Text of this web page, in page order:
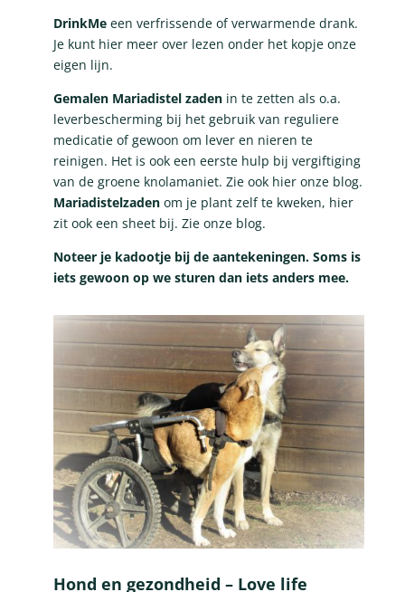
DrinkMeeen verfrissende of verwarmende drank.
Je kunt hier meer over lezen onder het kopje onze
eigen lijn.
Gemalen Mariadistel zadenin te zetten als o.a.
leverbescherming bij het gebruik van reguliere
medicatie of gewoon om lever en nieren te
reinigen. Het is ook een eerste hulp bij vergiftiging
van de groene knolamaniet. Zie ook hier onze blog.
Mariadistelzadenom je plant zelf te kweken, hier
zit ook een sheet bij. Zie onze blog.
Noteer je kadootje bij de aantekeningen. Soms is
iets gewoon op we sturen dan iets anders mee.
Hond en gezondheid – Love life